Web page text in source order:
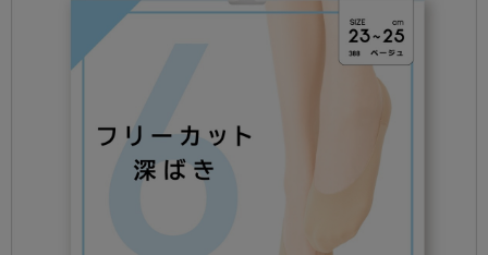
KIDS
カテゴリから探す